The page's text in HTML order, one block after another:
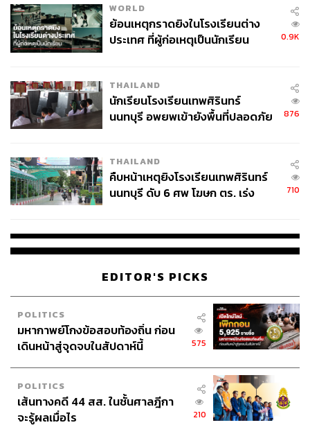
ABOUT THE AUTHOR
WORLD
ย้อนเหตุกราดยิงในโรงเรียนต่าง
ประเทศ ที่ผู้ก่อเหตุเป็นนักเรียน
0.9K
THAILAND
นักเรียนโรงเรียนเทพศิรินทร์
นนทบุรี อพยพเข้ายังพื้นที่ปลอดภัย
876
THAILAND
คืบหน้าเหตุยิงโรงเรียนเทพศิรินทร์
นนทบุรี ดับ 6 ศพ โฆษก ตร. เร่ง
710
EDITOR'S PICKS
POLITICS
มหากาพย์โกงข้อสอบท้องถิ่น ก่อน
เดินหน้าสู่จุดจบในสัปดาห์นี้
575
POLITICS
เส้นทางคดี 44 สส. ในชั้นศาลฎีกา
จะรู้ผลเมื่อไร
210